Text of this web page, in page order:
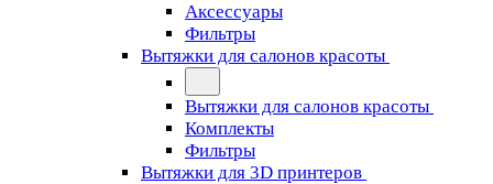
Аксессуары
Фильтры
Вытяжки для салонов красоты
Вытяжки для салонов красоты
Комплекты
Фильтры
Вытяжки для 3D принтеров